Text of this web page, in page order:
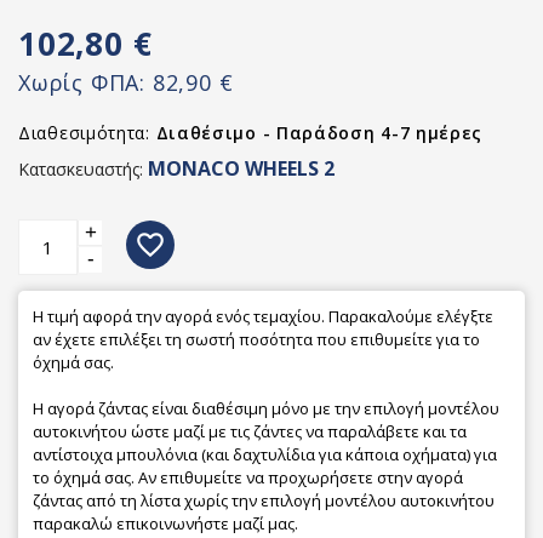
102,80 €
Χωρίς ΦΠΑ: 82,90 €
Διαθεσιμότητα: Διαθέσιμο - Παράδοση 4-7 ημέρες
Κατασκευαστής: MONACO WHEELS 2
+
-
favorite_border
Η τιμή αφορά την αγορά ενός τεμαχίου. Παρακαλούμε ελέγξτε
αν έχετε επιλέξει τη σωστή ποσότητα που επιθυμείτε για το
όχημά σας.
Η αγορά ζάντας είναι διαθέσιμη μόνο με την επιλογή μοντέλου
αυτοκινήτου ώστε μαζί με τις ζάντες να παραλάβετε και τα
αντίστοιχα μπουλόνια (και δαχτυλίδια για κάποια οχήματα) για
το όχημά σας. Αν επιθυμείτε να προχωρήσετε στην αγορά
ζάντας από τη λίστα χωρίς την επιλογή μοντέλου αυτοκινήτου
παρακαλώ επικοινωνήστε μαζί μας.